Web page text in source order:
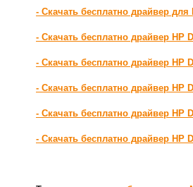
- Скачать бесплатно драйвер для
- Скачать бесплатно драйвер HP
- Скачать бесплатно драйвер HP
- Скачать бесплатно драйвер HP
- Скачать бесплатно драйвер HP
- Скачать бесплатно драйвер HP